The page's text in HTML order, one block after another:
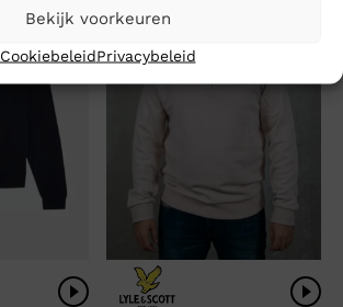
Bekijk voorkeuren
CookiebeleidPrivacybeleid